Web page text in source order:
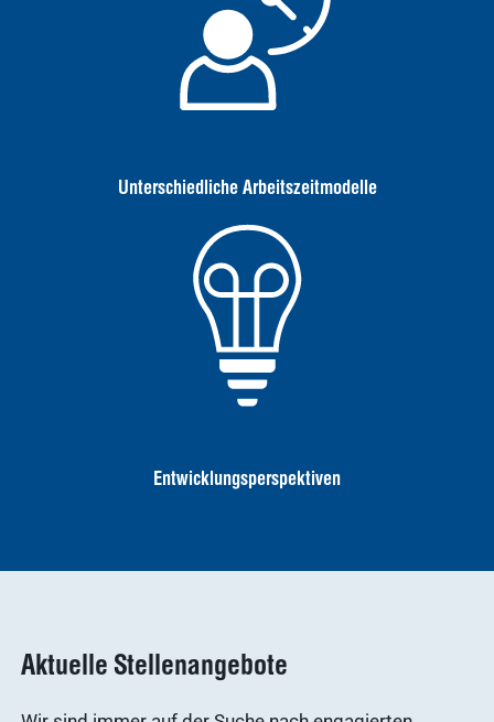
Unterschiedliche Arbeitszeitmodelle
Entwicklungsperspektiven
Aktuelle Stellenangebote